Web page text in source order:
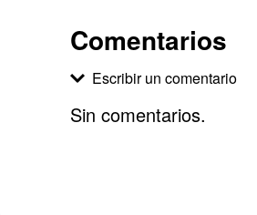
este libro te mostrará el camino.
Comentarios
Escribir un comentario
Sin comentarios.